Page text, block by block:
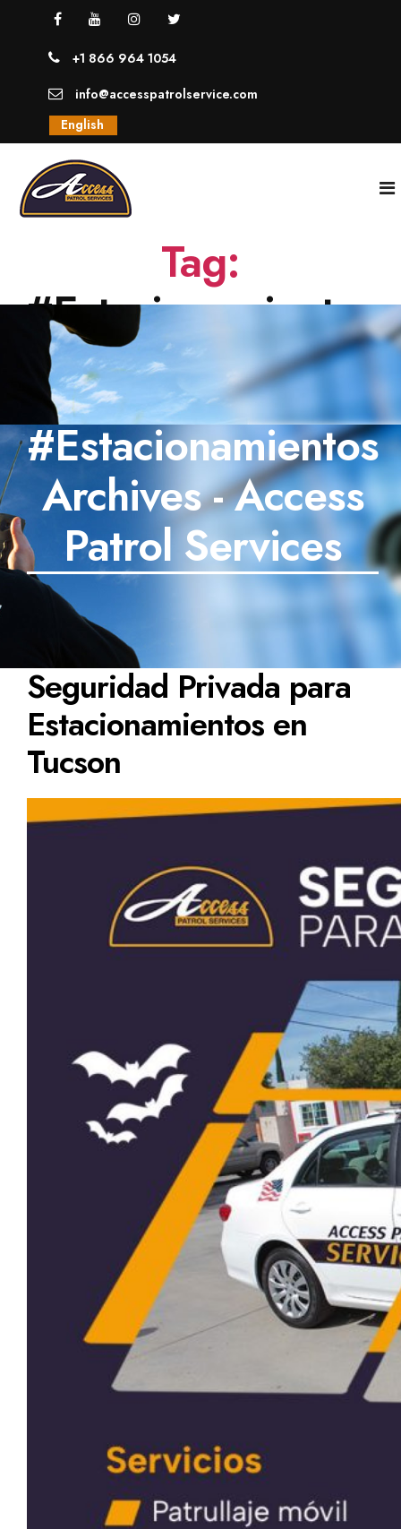
+1 866 964 1054
info@accesspatrolservice.com
English
NOSOTROS
SERVICIOS
GUARDIAS UNIFORMADOS
SECTORES
TRABAJOS
BLOG
TESTIMONIOS
PREGUNTAS FRECUENTES
CONTÁCTANOS
Tag:
#Estacionamientos
#Estacionamientos
Archives - Access
Patrol Services
Seguridad Privada para
Estacionamientos en
Tucson